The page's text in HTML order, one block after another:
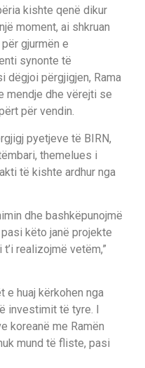
kishte qenë dikur
moment, ai shkruan
gjurmën e
synonte të
dëgjoi përgjigjen, Rama
mendje dhe vërejti se
për vendin.
pyetjeve të BIRN,
themelues i
të kishte ardhur nga
dhe bashkëpunojmë
këto janë projekte
realizojmë vetëm,”
e huaj kërkohen nga
investimit të tyre. I
koreanë me Ramën
mund të fliste, pasi